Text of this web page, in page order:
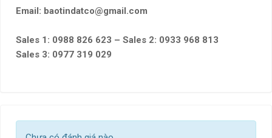
Email: baotindatco@gmail.com
Sales 1: 0988 826 623 – Sales 2: 0933 968 813
Sales 3: 0977 319 029